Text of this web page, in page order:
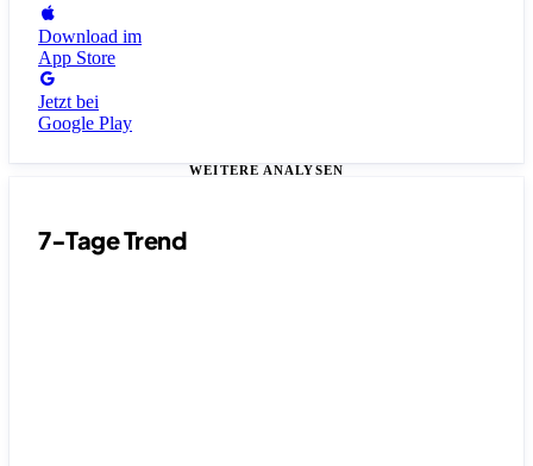
Download im
App Store
Jetzt bei
Google Play
WEITERE ANALYSEN
7-Tage Trend